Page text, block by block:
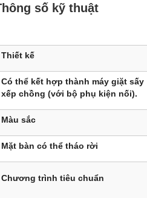
số kỹ thuật
Thiết kế
Có thể kết hợp thành máy giặt sấy
xếp chồng (với bộ phụ kiện nối).
Màu sắc
Mặt bàn có thể tháo rời
Chương trình tiêu chuẩn